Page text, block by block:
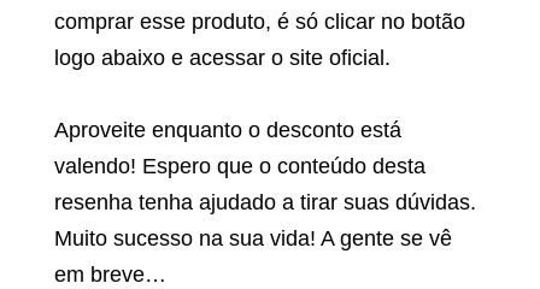
comprar esse produto, é só clicar no botão
logo abaixo e acessar o site oficial.
Aproveite enquanto o desconto está
valendo! Espero que o conteúdo desta
resenha tenha ajudado a tirar suas dúvidas.
Muito sucesso na sua vida! A gente se vê
em breve…